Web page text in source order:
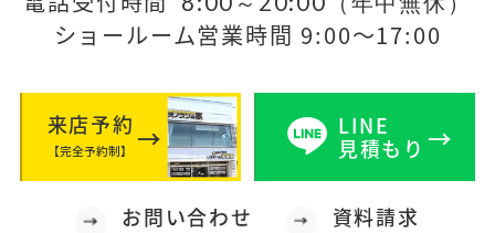
ショールーム営業時間 9:00～17:00
来店予約
【完全予約制】
LINE
見積もり
お問い合わせ 資料請求